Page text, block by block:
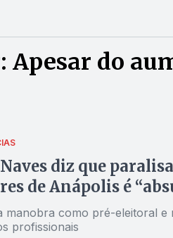
Apesar do
diz que
de Anápolis é
manobra como pré-eleitoral e
profissionais